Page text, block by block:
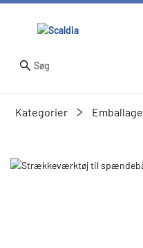
Kategorier Emballage
Slide 1 of 1